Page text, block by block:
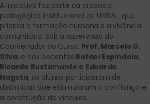
A iniciativa faz parte da proposta
pedagógica institucional do UNISAL, que
prioriza a formação humana e a vivência
comunitária. Sob a supervisão do
Coordenador do Curso, Prof. Marcelo G.
Silva, e dos docentes Rafael Espíndola,
Ricardo Bustamante e Eduardo
Nagata, os alunos participaram de
dinâmicas que estimularam a confiança e
a construção de vínculos.